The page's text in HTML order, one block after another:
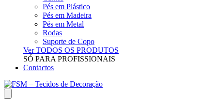
Pés em Plástico
Pés em Madeira
Pés em Metal
Rodas
Suporte de Copo
Ver TODOS OS PRODUTOS
SÓ PARA PROFISSIONAIS
Contactos